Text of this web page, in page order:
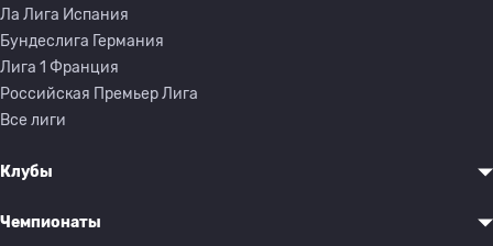
Ла Лига Испания
Бундеслига Германия
Лига 1 Франция
Российская Премьер Лига
Все лиги
Клубы
Чемпионаты